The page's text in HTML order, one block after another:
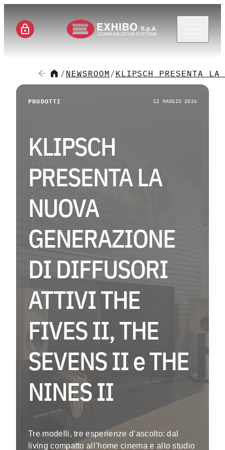
/ NEWSROOM / KLIPSCH PRESENTA
PRODOTTI 12 MAGGIO 2026
KLIPSCH
PRESENTA LA
NUOVA
GENERAZIONE
DI DIFFUSORI
ATTIVI THE
FIVES II, THE
SEVENS II e THE
NINES II
Tre modelli, tre esperienze d’ascolto: dal
living compatto all’home cinema e allo studio